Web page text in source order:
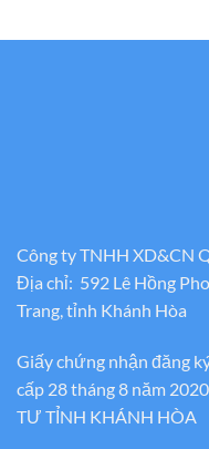
Công ty TNHH XD&CN
Địa chỉ: 592 Lê Hồng
Trang, tỉnh Khánh Hòa
Giấy chứng nhận đăng
cấp 28 tháng 8 năm
TƯ TỈNH KHÁNH HÒA